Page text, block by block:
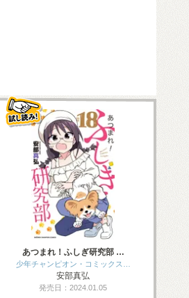
あつまれ！ふしぎ研究部 …
少年チャンピオン・コミックス…
安部真弘
発売日：2024.01.05